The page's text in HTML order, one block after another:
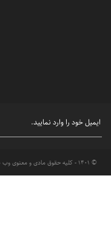
© 1401 - کلیه حقوق مادی و معنوی وب سایت برای موسسه آموزشی پتروشیمی ماهشهر محفوظ است.